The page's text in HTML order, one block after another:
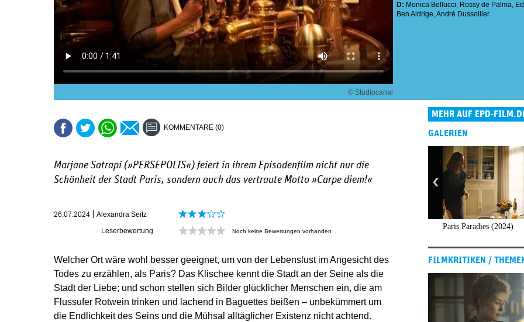
© Studiocanal
D: Monica Bellucci, Rossy de Palma,
Ben Aldrige,André Dussollier
KOMMENTARE (0)
Marjane Satrapi (»PERSEPOLIS«) feiert in ihrem Episodenfilm nicht nur die
Schönheit der Stadt Paris, sondern auch das vertraute Motto »Carpe diem!«
26.07.2024
Alexandra Seitz
Leserbewertung
Noch keine Bewertungen vorhanden
Welcher Ort wäre wohl besser geeignet, um von der Lebenslust im Angesicht des
Todes zu erzählen, als Paris? Das Klischee kennt die Stadt an der Seine als die
Stadt der Liebe; und schon stellen sich Bilder glücklicher Menschen ein, die am
Flussufer Rotwein trinken und lachend in Baguettes beißen – unbekümmert um
die Endlichkeit des Seins und die Mühsal alltäglicher Existenz nicht achtend.
MEHR AUF EPD-
GALERIEN
Paris Paradies (2024)
FILMKRITIKEN /